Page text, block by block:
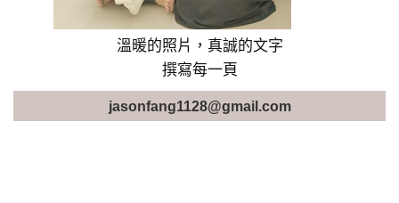
溫暖的照片，真誠的文字
撰寫每一頁
jasonfang1128@gmail.com